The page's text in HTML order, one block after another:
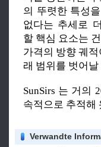
의 뚜렷한 특성
없다는 추세로
할 핵심 요소는
가격의 방향 궤
래 범위를 벗어
SunSirs 는 거의
속적으로 추적해
Verwandte